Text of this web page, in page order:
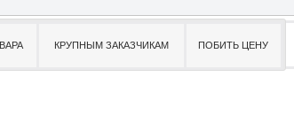
КРУПНЫМ ЗАКАЗЧИКАМ ПОБИТЬ ЦЕНУ